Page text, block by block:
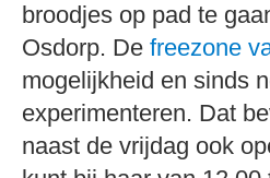
broodjes op pad te
Osdorp. De freezone
mogelijkheid en sinds
experimenteren. Dat
naast de vrijdag ook